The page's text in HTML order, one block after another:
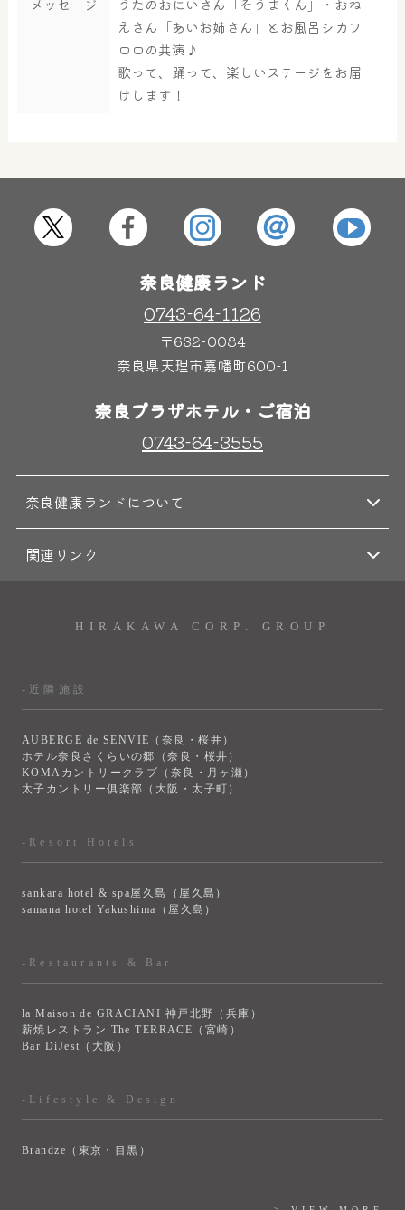
大浴場 サウナ・岩盤浴
屋内レジャープール
はしゃきっズ
えさん「あいお姉さん」とお風呂シカフ
ロロの共演♪
歌って、踊って、楽しいステージをお届
けします！
奈良健康ランド
0743-64-1126
〒632-0084
奈良県天理市嘉幡町600-1
奈良プラザホテル・ご宿泊
0743-64-3555
奈良健康ランドについて
関連リンク
HIRAKAWA CORP. GROUP
-近隣施設
AUBERGE de SENVIE（奈良・桜井）
ホテル奈良さくらいの郷（奈良・桜井）
KOMAカントリークラブ（奈良・月ヶ瀬）
太子カントリー俱楽部（大阪・太子町）
-Resort Hotels
sankara hotel & spa屋久島（屋久島）
samana hotel Yakushima（屋久島）
-Restaurants & Bar
la Maison de GRACIANI 神戸北野（兵庫）
薪焼レストラン The TERRACE（宮崎）
Bar DiJest（大阪）
-Lifestyle & Design
Brandze（東京・目黒）